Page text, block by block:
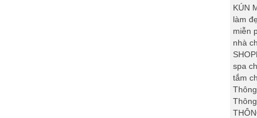
KÚN
làm
miễn
nhà
spa
tắm